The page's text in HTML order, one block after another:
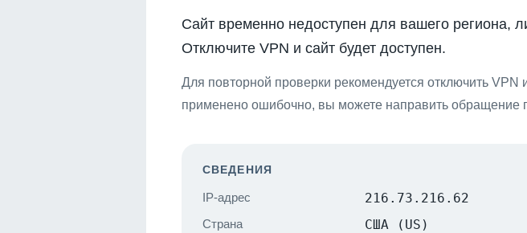
Сайт временно недоступен для вашего региона,
Отключите VPN и сайт будет доступен.
Для повторной проверки рекомендуется отключить
применено ошибочно, вы можете направить обращение
СВЕДЕНИЯ
IP-адрес 216.73.216.62
Страна США (US)